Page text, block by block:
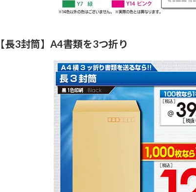
【長3封筒】A4書類を3つ折り